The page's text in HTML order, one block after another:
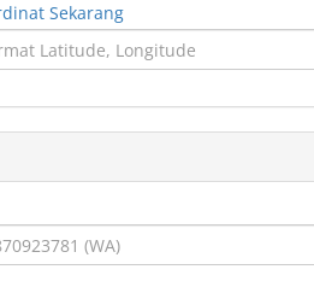
Sekarang